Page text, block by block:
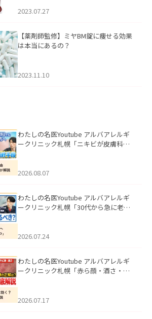
2023.07.27
【薬剤師監修】ミヤBM錠に痩せる効果
は本当にあるの？
2023.11.10
わたしの名医Youtube アルバアレルギ
ークリニック札幌「ニキビが皮膚科で
ました。
2026.08.07
わたしの名医Youtube アルバアレルギ
ークリニック札幌「30代から急に老け
た。
2026.07.24
わたしの名医Youtube アルバアレルギ
ークリニック札幌「赤ら顔・酒さ・ニ
した。
2026.07.17